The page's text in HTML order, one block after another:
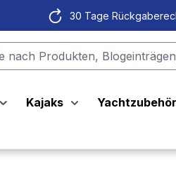
30 Tage
Kajaks Yachtzubehör